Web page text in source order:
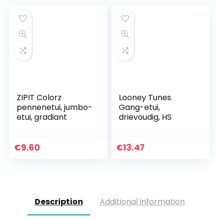
ZIPIT Colorz
pennenetui, jumbo-
etui, gradiant
€9.60
Looney Tunes
Gang-etui,
drievoudig, HS
€13.47
Description Additional information